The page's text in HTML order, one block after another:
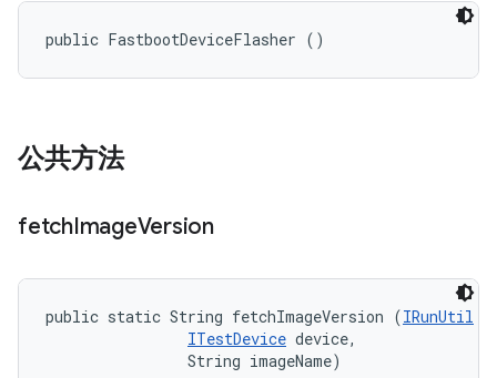
public FastbootDeviceFlasher ()
公共方法
fetchImageVersion
public static String fetchImageVersion (IRunUtil
ITestDevice device,
                String imageName)